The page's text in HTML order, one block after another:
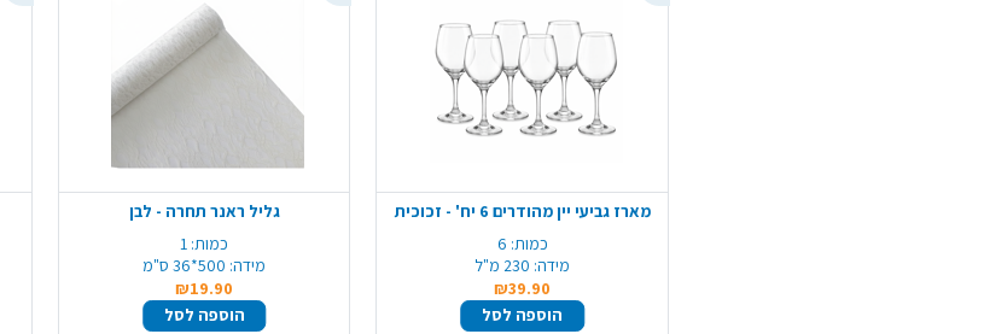
מארז גביעי יין מהודרים 6 יח' - זכוכית
כמות: 6
מידה: 230 מ"ל
₪39.90
הוספה לסל
גליל ראנר תחרה - לבן
כמות: 1
מידה: 500*36 ס"מ
₪19.90
הוספה לסל